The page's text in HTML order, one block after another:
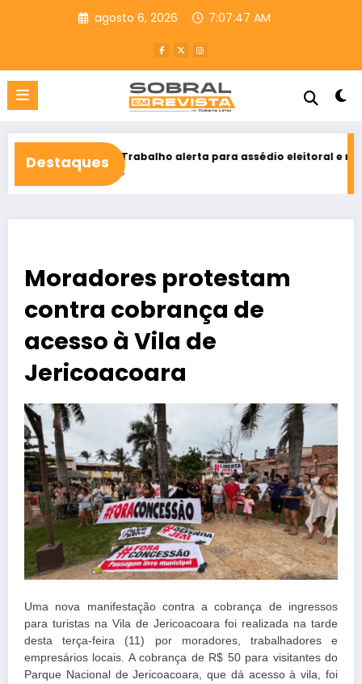
agosto 6, 2026 7:07:49 AM
Destaques
Trabalho alerta para assédio eleitoral e reforça direito ao
Moradores protestam
contra cobrança de
acesso à Vila de
Jericoacoara
Uma nova manifestação contra a cobrança de ingressos
para turistas na Vila de Jericoacoara foi realizada na tarde
desta terça-feira (11) por moradores, trabalhadores e
empresários locais. A cobrança de R$ 50 para visitantes do
Parque Nacional de Jericoacoara, que dá acesso à vila, foi